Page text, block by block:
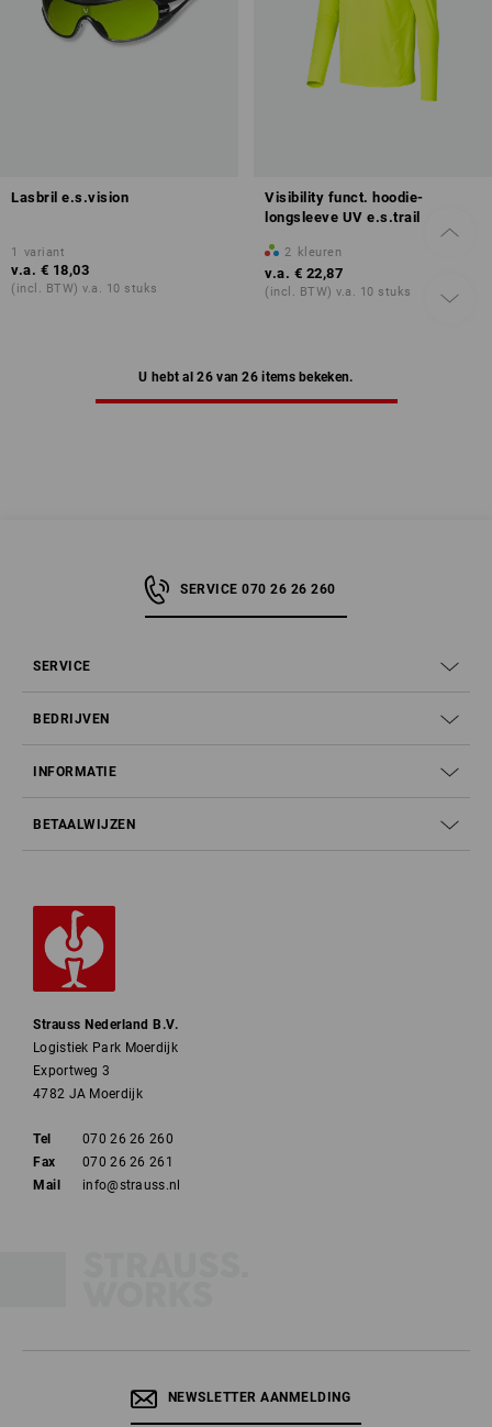
Lasbril e.s.vision
1 variant
v.a. € 18,03
(incl. BTW) v.a. 10 stuks
Visibility funct. hoodie-
longsleeve UV e.s.trail
2 kleuren
v.a. € 22,87
(incl. BTW) v.a. 10 stuks
U hebt al 26 van 26 items bekeken.
SERVICE 070 26 26 260
SERVICE
BEDRIJVEN
INFORMATIE
BETAALWIJZEN
Strauss Nederland B.V.
Logistiek Park Moerdijk
Exportweg 3
4782 JA Moerdijk
Tel
070 26 26 260
Fax
070 26 26 261
Mail
info@strauss.nl
NEWSLETTER AANMELDING